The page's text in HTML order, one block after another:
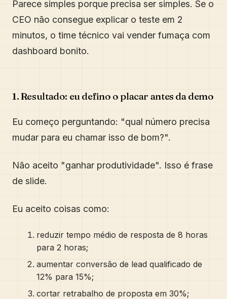
Parece simples porque precisa ser simples. Se o
CEO não consegue explicar o teste em 2
minutos, o time técnico vai vender fumaça com
dashboard bonito.
1. Resultado: eu defino o placar antes da demo
Eu começo perguntando: "qual número precisa
mudar para eu chamar isso de bom?".
Não aceito "ganhar produtividade". Isso é frase
de slide.
Eu aceito coisas como:
reduzir tempo médio de resposta de 8 horas
para 2 horas;
aumentar conversão de lead qualificado de
12% para 15%;
cortar retrabalho de proposta em 30%;